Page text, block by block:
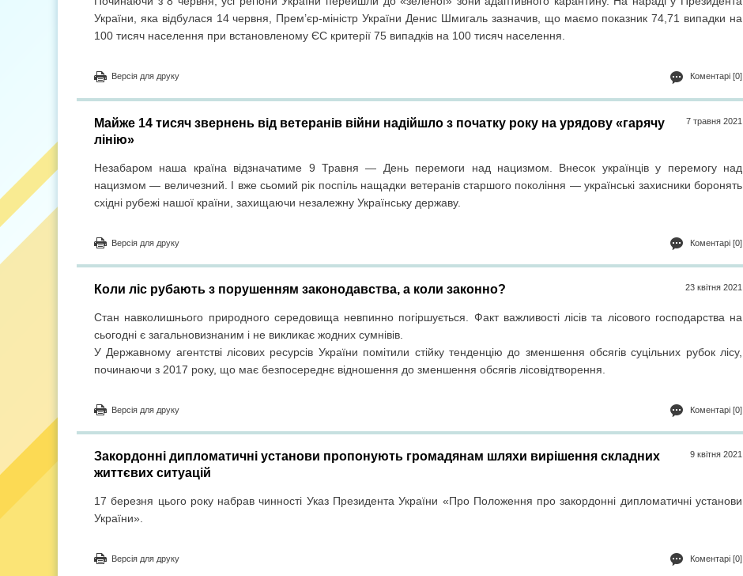
України, яка відбулася 14 червня, Прем’єр-міністр України Денис Шмигаль зазначив, що маємо показник 74,71 випадки на
100 тисяч населення при встановленому ЄС критерії 75 випадків на 100 тисяч населення.
Коментарі [0]
Версія для друку
7 травня 2021
Майже 14 тисяч звернень від ветеранів війни надійшло з початку року на урядову «гарячу
лінію»
Незабаром наша країна відзначатиме 9 Травня — День перемоги над нацизмом. Внесок українців у перемогу над
нацизмом — величезний. І вже сьомий рік поспіль нащадки ветеранів старшого покоління — українські захисники боронять
східні рубежі нашої країни, захищаючи незалежну Українську державу.
Коментарі [0]
Версія для друку
23 квiтня 2021
Коли ліс рубають з порушенням законодавства, а коли законно?
Стан навколишнього природного середовища невпинно погіршується. Факт важливості лісів та лісового господарства на
сьогодні є загальновизнаним і не викликає жодних сумнівів.
У Державному агентстві лісових ресурсів України помітили стійку тенденцію до зменшення обсягів суцільних рубок лісу,
починаючи з 2017 року, що має безпосереднє відношення до зменшення обсягів лісовідтворення.
Коментарі [0]
Версія для друку
9 квiтня 2021
Закордонні дипломатичні установи пропонують громадянам шляхи вирішення складних
життєвих ситуацій
17 березня цього року набрав чинності Указ Президента України «Про Положення про закордонні дипломатичні установи
України».
Коментарі [0]
Версія для друку